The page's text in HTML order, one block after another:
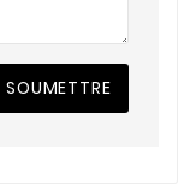
SOUMETTRE